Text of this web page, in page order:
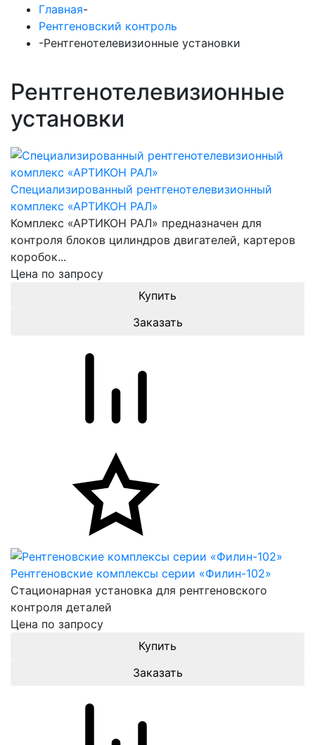
Главная-
Рентгеновский контроль
-Рентгенотелевизионные установки
Рентгенотелевизионные
установки
Специализированный рентгенотелевизионный
комплекс «АРТИКОН РАЛ»
Комплекс «АРТИКОН РАЛ» предназначен для
контроля блоков цилиндров двигателей, картеров
коробок...
Цена по запросу
Заказать
Рентгеновские комплексы серии «Филин-102»
Стационарная установка для рентгеновского
контроля деталей
Цена по запросу
Заказать